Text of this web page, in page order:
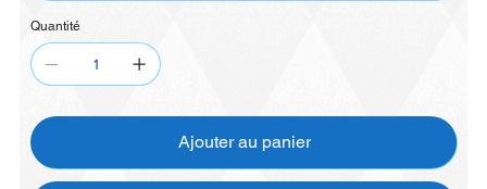
Quantité
Ajouter au panier